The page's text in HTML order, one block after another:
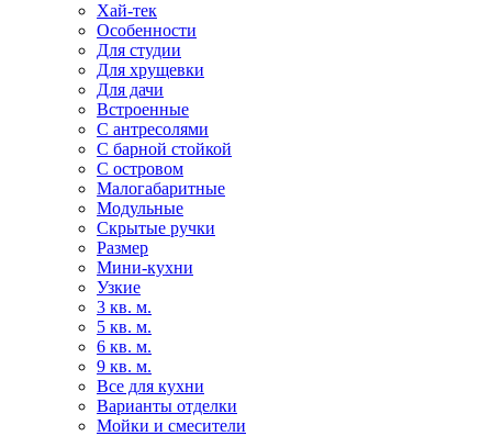
Хай-тек
Особенности
Для студии
Для хрущевки
Для дачи
Встроенные
С антресолями
С барной стойкой
С островом
Малогабаритные
Модульные
Скрытые ручки
Размер
Мини-кухни
Узкие
3 кв. м.
5 кв. м.
6 кв. м.
9 кв. м.
Все для кухни
Варианты отделки
Мойки и смесители